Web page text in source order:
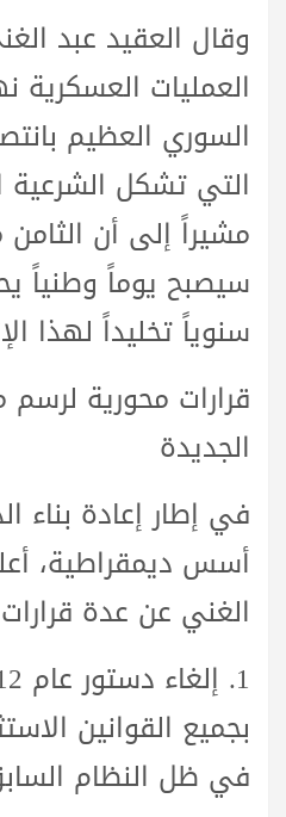
وقال العقيد عبد
العمليات العسكرية
السوري العظيم
التي تشكل الشرعية
مشيراً إلى أن
سيصبح يوماً وطنياً
سنوياً تخليداً لهذا
قرارات محورية لرسم
الجديدة
في إطار إعادة بناء
أسس ديمقراطية،
الغني عن عدة
1. إلغاء دستور عام 2012
بجميع القوانين
في ظل النظام